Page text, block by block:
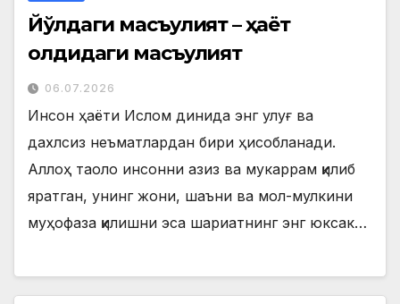
Йўлдаги масъулият – ҳаёт
олдидаги масъулият
06.07.2026
Инсон ҳаёти Ислом динида энг улуғ ва
дахлсиз неъматлардан бири ҳисобланади.
Аллоҳ таоло инсонни азиз ва мукаррам қилиб
яратган, унинг жони, шаъни ва мол-мулкини
муҳофаза қилишни эса шариатнинг энг юксак…